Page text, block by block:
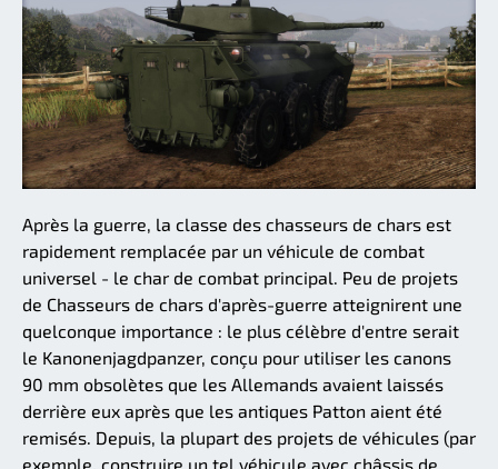
Après la guerre, la classe des chasseurs de chars est
rapidement remplacée par un véhicule de combat
universel - le char de combat principal. Peu de projets
de Chasseurs de chars d'après-guerre atteignirent une
quelconque importance : le plus célèbre d'entre serait
le Kanonenjagdpanzer, conçu pour utiliser les canons
90 mm obsolètes que les Allemands avaient laissés
derrière eux après que les antiques Patton aient été
remisés. Depuis, la plupart des projets de véhicules (par
exemple, construire un tel véhicule avec châssis de